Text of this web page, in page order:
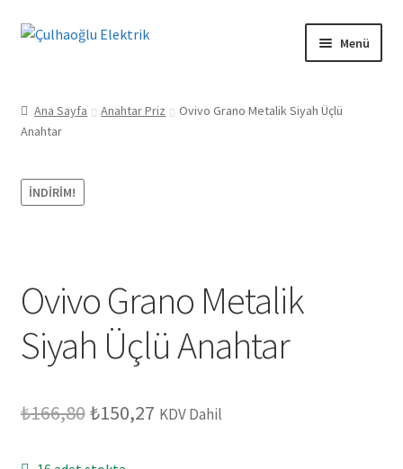
Dolaşıma
İçeriğe
Menü
Ön Bilgilendirme Formu
İade ve Geri Ödeme Politikası
Teslimat ve Kargo Koşulları
Ana Sayfa Anahtar Priz
Ovivo Grano Metalik Siyah Üçlü
Anahtar
İNDIRIM!
Ovivo Grano Metalik
Siyah Üçlü Anahtar
₺166,80Orijinal
₺150,27Şu
KDV Dahil